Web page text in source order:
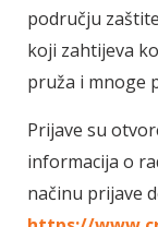
području
koji zahtijeva
pruža i mnoge
Prijave su
informacija o
načinu prijave